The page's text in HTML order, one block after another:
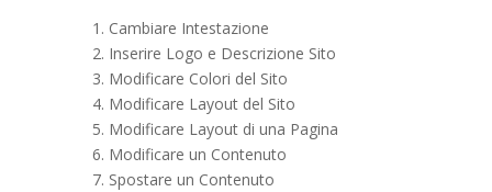
1. Cambiare Intestazione
2. Inserire Logo e Descrizione Sito
3. Modificare Colori del Sito
4. Modificare Layout del Sito
5. Modificare Layout di una Pagina
6. Modificare un Contenuto
7. Spostare un Contenuto